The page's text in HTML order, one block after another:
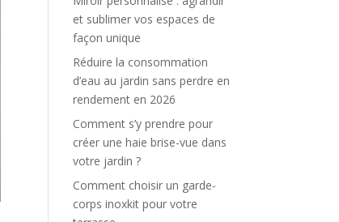
et sublimer vos espaces de
façon unique
Réduire la consommation
d’eau au jardin sans perdre en
rendement en 2026
Comment s’y prendre pour
créer une haie brise-vue dans
votre jardin ?
Comment choisir un garde-
corps inoxkit pour votre